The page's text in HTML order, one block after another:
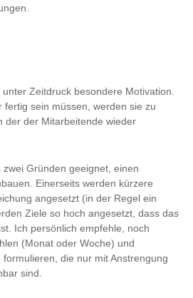
Zeitdruck besondere Motivation.
fertig sein müssen, werden sie zu
der der Mitarbeitende wieder
Gründen geeignet, einen
Einerseits werden kürzere
angesetzt (in der Regel ein
Ziele so hoch angesetzt, dass das
Ich persönlich empfehle, noch
(Monat oder Woche) und
die nur mit Anstrengung
sind.